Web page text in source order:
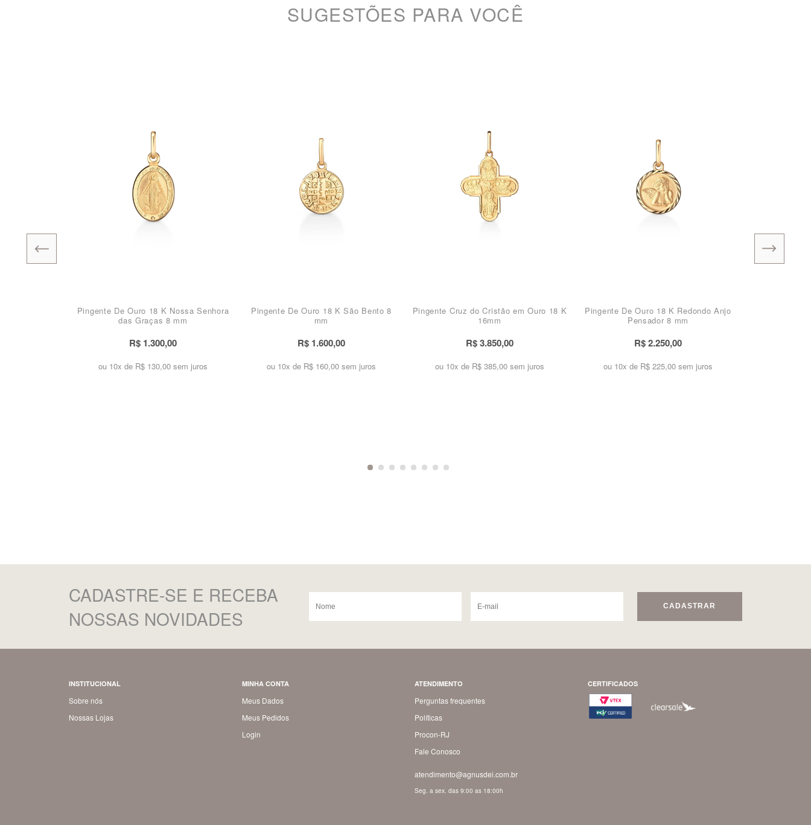
SUGESTÕES PARA VOCÊ
Pingente De Ouro 18 K Nossa Senhora
das Graças 8 mm
R$ 1.300,00
ou 10x de R$ 130,00 sem juros
Pingente De Ouro 18 K São Bento 8
mm
R$ 1.600,00
ou 10x de R$ 160,00 sem juros
Pingente Cruz do Cristão em Ouro 18 K
16mm
R$ 3.850,00
ou 10x de R$ 385,00 sem juros
Pingente De Ouro 18 K Redondo Anjo
Pensador 8 mm
R$ 2.250,00
ou 10x de R$ 225,00 sem juros
CADASTRE-SE E RECEBA
NOSSAS NOVIDADES
CADASTRAR
INSTITUCIONAL
Sobre nós
Nossas Lojas
MINHA CONTA
Meus Dados
Meus Pedidos
Login
ATENDIMENTO
Perguntas frequentes
Políticas
Procon-RJ
Fale Conosco
atendimento@agnusdei.com.br
Seg. a sex. das 9:00 as 18:00h
CERTIFICADOS